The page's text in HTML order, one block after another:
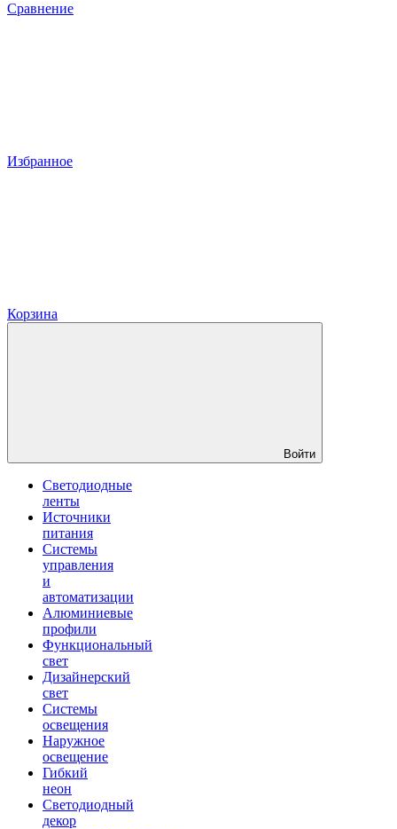
Сравнение
Избранное
Корзина
Войти
Светодиодные
ленты
Источники
питания
Системы
управления
и
автоматизации
Алюминиевые
профили
Функциональный
свет
Дизайнерский
свет
Системы
освещения
Наружное
освещение
Гибкий
неон
Светодиодный
декор